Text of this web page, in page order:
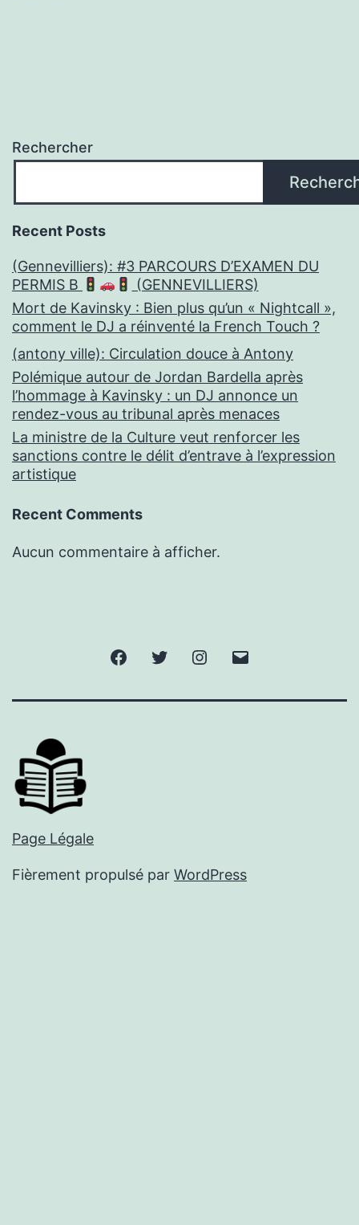
Rechercher
Recent Posts
(Gennevilliers): #3 PARCOURS D’EXAMEN DU
PERMIS B
(GENNEVILLIERS)
Mort de Kavinsky : Bien plus qu’un « Nightcall »,
comment le DJ a réinventé la French Touch ?
(antony ville): Circulation douce à Antony
Polémique autour de Jordan Bardella après
l’hommage à Kavinsky : un DJ annonce un
rendez-vous au tribunal après menaces
La ministre de la Culture veut renforcer les
sanctions contre le délit d’entrave à l’expression
artistique
Recent Comments
Aucun commentaire à afficher.
FacebookTwitter Instagram
Page Légale
Fièrement propulsé par WordPress